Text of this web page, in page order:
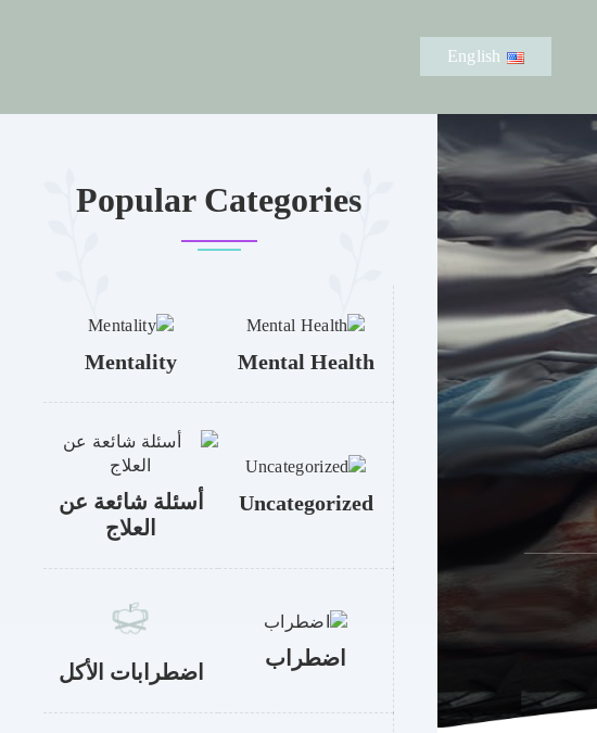
English
Popular Categories
Mental Health
Mentality
Uncategorized
أسئلة شائعة عن
العلاج
اضطراب
اضطرابات الأكل